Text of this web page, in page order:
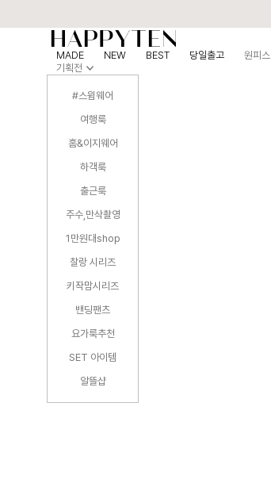
MADE NEW BEST 당일출고 원피스
기획전
#스윔웨어
여행룩
홈&이지웨어
하객룩
출근룩
주수,만삭촬영
1만원대shop
찰랑 시리즈
키작맘시리즈
밴딩팬츠
요가룩추천
SET 아이템
알뜰샵